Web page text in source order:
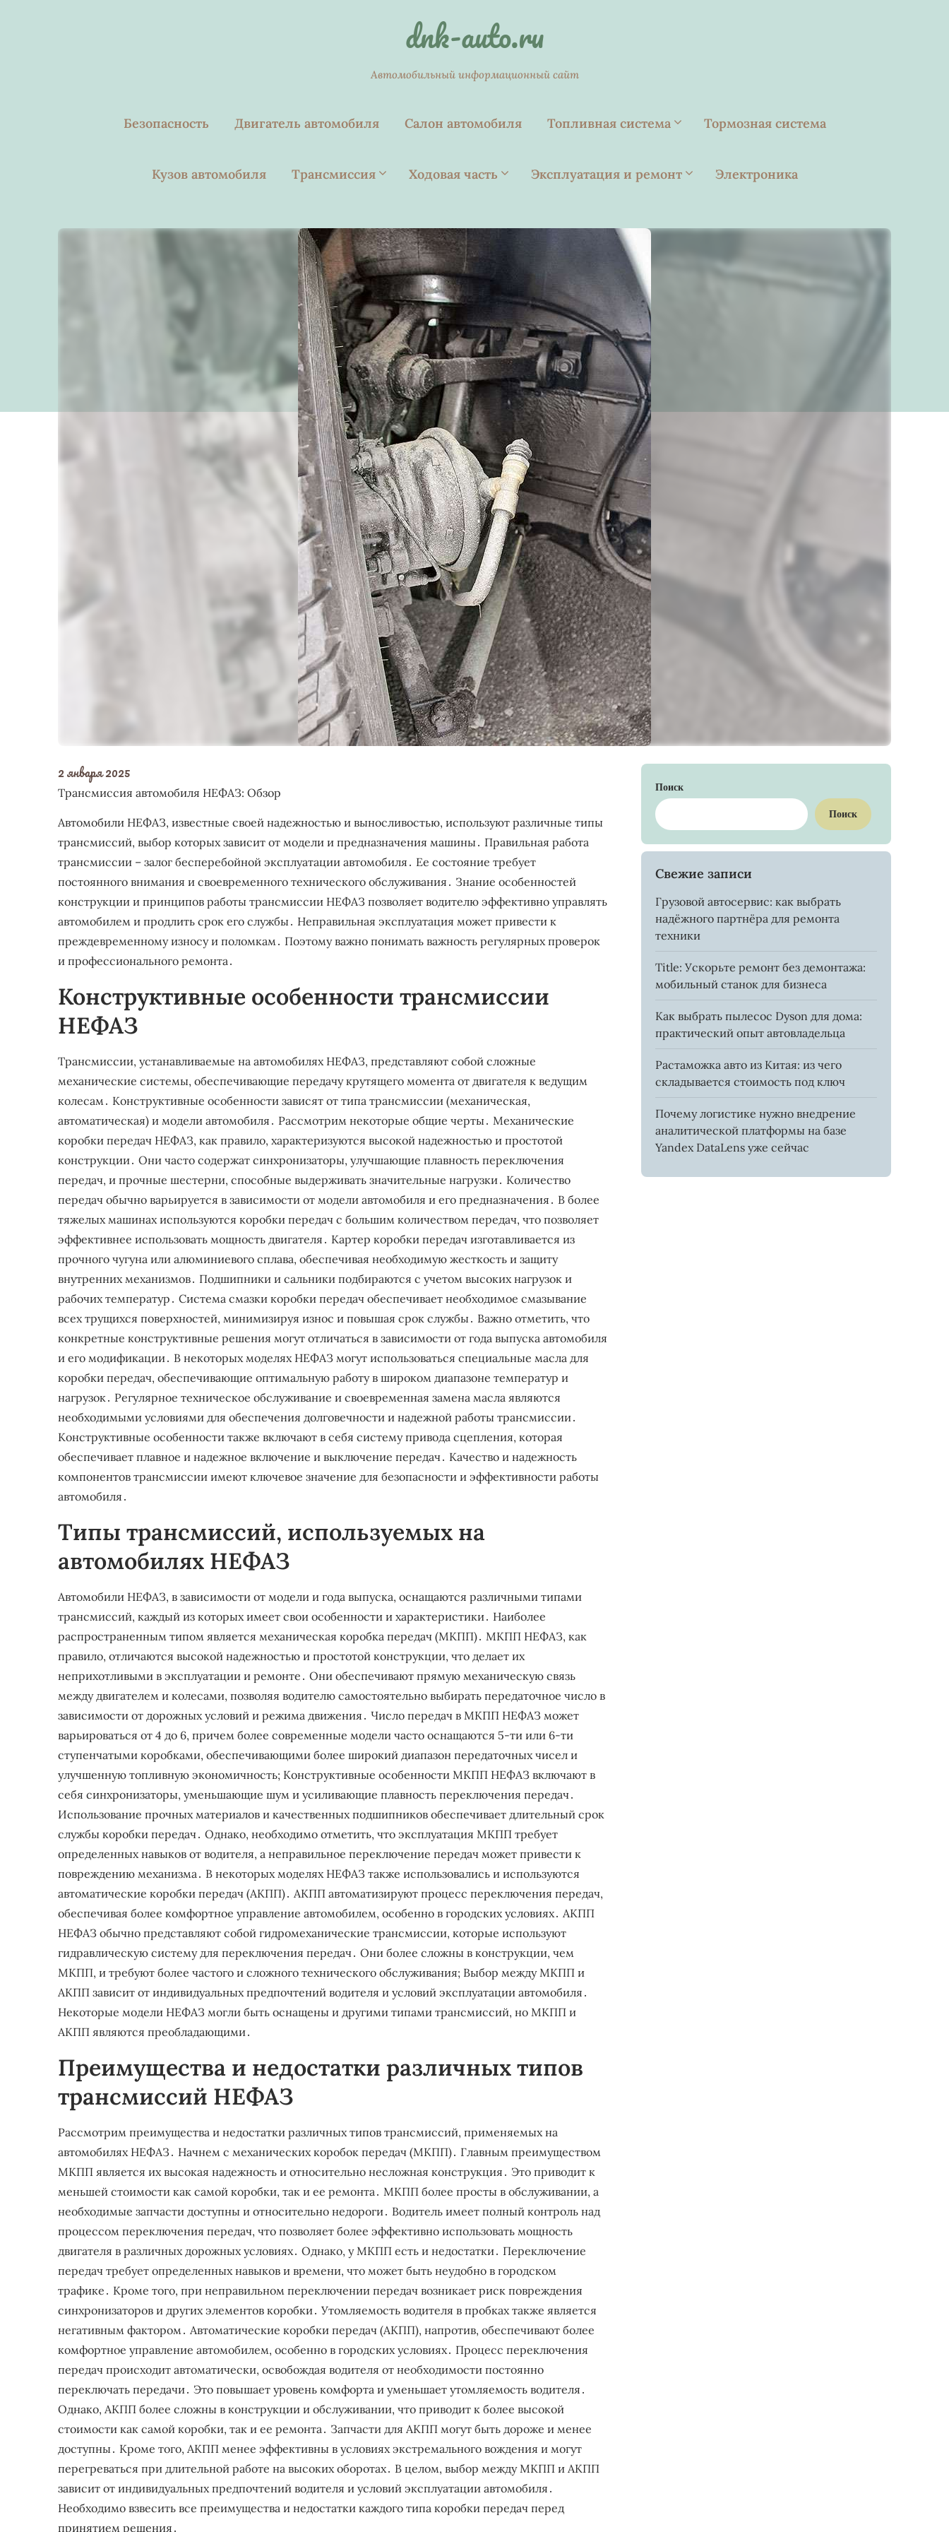
dnk-auto.ru
Автомобильный информационный сайт
Безопасность Двигатель автомобиля Салон автомобиля Топливная система Тормозная система
Кузов автомобиля Трансмиссия Ходовая часть Эксплуатация и ремонт Электроника
2 января 2025
Трансмиссия автомобиля НЕФАЗ: Обзор
Автомобили НЕФАЗ, известные своей надежностью и выносливостью, используют различные типы
трансмиссий, выбор которых зависит от модели и предназначения машины․ Правильная работа
трансмиссии – залог бесперебойной эксплуатации автомобиля․ Ее состояние требует
постоянного внимания и своевременного технического обслуживания․ Знание особенностей
конструкции и принципов работы трансмиссии НЕФАЗ позволяет водителю эффективно управлять
автомобилем и продлить срок его службы․ Неправильная эксплуатация может привести к
преждевременному износу и поломкам․ Поэтому важно понимать важность регулярных проверок
и профессионального ремонта․
Конструктивные особенности трансмиссии
НЕФАЗ
Трансмиссии, устанавливаемые на автомобилях НЕФАЗ, представляют собой сложные
механические системы, обеспечивающие передачу крутящего момента от двигателя к ведущим
колесам․ Конструктивные особенности зависят от типа трансмиссии (механическая,
автоматическая) и модели автомобиля․ Рассмотрим некоторые общие черты․ Механические
коробки передач НЕФАЗ, как правило, характеризуются высокой надежностью и простотой
конструкции․ Они часто содержат синхронизаторы, улучшающие плавность переключения
передач, и прочные шестерни, способные выдерживать значительные нагрузки․ Количество
передач обычно варьируется в зависимости от модели автомобиля и его предназначения․ В более
тяжелых машинах используются коробки передач с большим количеством передач, что позволяет
эффективнее использовать мощность двигателя․ Картер коробки передач изготавливается из
прочного чугуна или алюминиевого сплава, обеспечивая необходимую жесткость и защиту
внутренних механизмов․ Подшипники и сальники подбираются с учетом высоких нагрузок и
рабочих температур․ Система смазки коробки передач обеспечивает необходимое смазывание
всех трущихся поверхностей, минимизируя износ и повышая срок службы․ Важно отметить, что
конкретные конструктивные решения могут отличаться в зависимости от года выпуска автомобиля
и его модификации․ В некоторых моделях НЕФАЗ могут использоваться специальные масла для
коробки передач, обеспечивающие оптимальную работу в широком диапазоне температур и
нагрузок․ Регулярное техническое обслуживание и своевременная замена масла являются
необходимыми условиями для обеспечения долговечности и надежной работы трансмиссии․
Конструктивные особенности также включают в себя систему привода сцепления, которая
обеспечивает плавное и надежное включение и выключение передач․ Качество и надежность
компонентов трансмиссии имеют ключевое значение для безопасности и эффективности работы
автомобиля․
Типы трансмиссий, используемых на
автомобилях НЕФАЗ
Автомобили НЕФАЗ, в зависимости от модели и года выпуска, оснащаются различными типами
трансмиссий, каждый из которых имеет свои особенности и характеристики․ Наиболее
распространенным типом является механическая коробка передач (МКПП)․ МКПП НЕФАЗ, как
правило, отличаются высокой надежностью и простотой конструкции, что делает их
неприхотливыми в эксплуатации и ремонте․ Они обеспечивают прямую механическую связь
между двигателем и колесами, позволяя водителю самостоятельно выбирать передаточное число в
зависимости от дорожных условий и режима движения․ Число передач в МКПП НЕФАЗ может
варьироваться от 4 до 6, причем более современные модели часто оснащаются 5-ти или 6-ти
ступенчатыми коробками, обеспечивающими более широкий диапазон передаточных чисел и
улучшенную топливную экономичность; Конструктивные особенности МКПП НЕФАЗ включают в
себя синхронизаторы, уменьшающие шум и усиливающие плавность переключения передач․
Использование прочных материалов и качественных подшипников обеспечивает длительный срок
службы коробки передач․ Однако, необходимо отметить, что эксплуатация МКПП требует
определенных навыков от водителя, а неправильное переключение передач может привести к
повреждению механизма․ В некоторых моделях НЕФАЗ также использовались и используются
автоматические коробки передач (АКПП)․ АКПП автоматизируют процесс переключения передач,
обеспечивая более комфортное управление автомобилем, особенно в городских условиях․ АКПП
НЕФАЗ обычно представляют собой гидромеханические трансмиссии, которые используют
гидравлическую систему для переключения передач․ Они более сложны в конструкции, чем
МКПП, и требуют более частого и сложного технического обслуживания; Выбор между МКПП и
АКПП зависит от индивидуальных предпочтений водителя и условий эксплуатации автомобиля․
Некоторые модели НЕФАЗ могли быть оснащены и другими типами трансмиссий, но МКПП и
АКПП являются преобладающими․
Преимущества и недостатки различных типов
трансмиссий НЕФАЗ
Рассмотрим преимущества и недостатки различных типов трансмиссий, применяемых на
автомобилях НЕФАЗ․ Начнем с механических коробок передач (МКПП)․ Главным преимуществом
МКПП является их высокая надежность и относительно несложная конструкция․ Это приводит к
меньшей стоимости как самой коробки, так и ее ремонта․ МКПП более просты в обслуживании, а
необходимые запчасти доступны и относительно недороги․ Водитель имеет полный контроль над
процессом переключения передач, что позволяет более эффективно использовать мощность
двигателя в различных дорожных условиях․ Однако, у МКПП есть и недостатки․ Переключение
передач требует определенных навыков и времени, что может быть неудобно в городском
трафике․ Кроме того, при неправильном переключении передач возникает риск повреждения
синхронизаторов и других элементов коробки․ Утомляемость водителя в пробках также является
негативным фактором․ Автоматические коробки передач (АКПП), напротив, обеспечивают более
комфортное управление автомобилем, особенно в городских условиях․ Процесс переключения
передач происходит автоматически, освобождая водителя от необходимости постоянно
переключать передачи․ Это повышает уровень комфорта и уменьшает утомляемость водителя․
Однако, АКПП более сложны в конструкции и обслуживании, что приводит к более высокой
стоимости как самой коробки, так и ее ремонта․ Запчасти для АКПП могут быть дороже и менее
доступны․ Кроме того, АКПП менее эффективны в условиях экстремального вождения и могут
перегреваться при длительной работе на высоких оборотах․ В целом, выбор между МКПП и АКПП
зависит от индивидуальных предпочтений водителя и условий эксплуатации автомобиля․
Необходимо взвесить все преимущества и недостатки каждого типа коробки передач перед
принятием решения․
Поиск
Поиск
Свежие записи
Грузовой автосервис: как выбрать
надёжного партнёра для ремонта
техники
Title: Ускорьте ремонт без демонтажа:
мобильный станок для бизнеса
Как выбрать пылесос Dyson для дома:
практический опыт автовладельца
Растаможка авто из Китая: из чего
складывается стоимость под ключ
Почему логистике нужно внедрение
аналитической платформы на базе
Yandex DataLens уже сейчас